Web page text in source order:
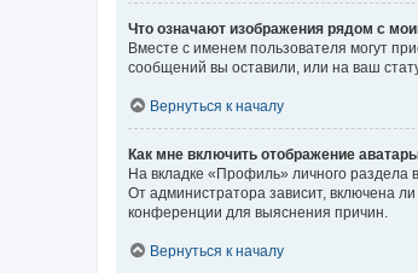
Что означают изображения рядом с
Вместе с именем пользователя могут
сообщений вы оставили, или на ваш
Вернуться к началу
Как мне включить отображение
На вкладке «Профиль» личного раздела
От администратора зависит, включена
конференции для выяснения причин.
Вернуться к началу